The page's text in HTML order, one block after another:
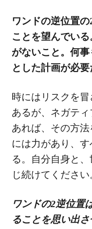
ワンドの逆位置
ことを望んでい
がないこと。何
とした計画が必要
時にはリスクを
あるが、ネガテ
あれば、その方
には力があり、
る。自分自身と
じ続けてください
ワンドの2逆位置
ることを思い出さ